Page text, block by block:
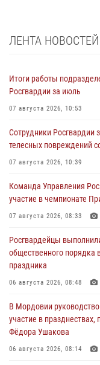
ЛЕНТА НОВОСТЕЙ
Итоги работы
Росгвардии за июль
07 августа 2026, 10:53
Сотрудники Росгвардии
телесных повреждений
07 августа 2026, 10:39
Команда Управления
участие в чемпионате
07 августа 2026, 08:33
Росгвардейцы
общественного
праздника
06 августа 2026, 08:48
В Мордовии
участие в
Фёдора Ушакова
06 августа 2026, 08:14